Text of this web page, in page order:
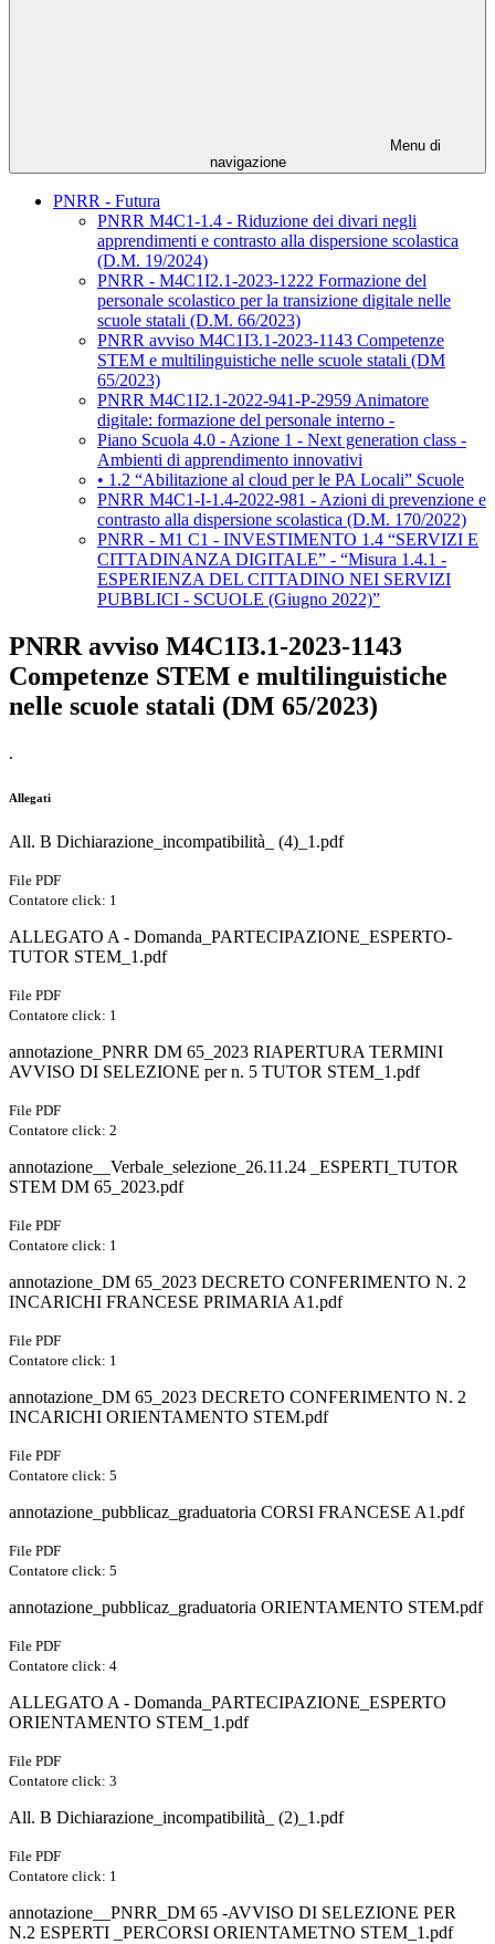
Menu di
navigazione
PNRR - Futura
PNRR M4C1-1.4 - Riduzione dei divari negli
apprendimenti e contrasto alla dispersione scolastica
(D.M. 19/2024)
PNRR - M4C1I2.1-2023-1222 Formazione del
personale scolastico per la transizione digitale nelle
scuole statali (D.M. 66/2023)
PNRR avviso M4C1I3.1-2023-1143 Competenze
STEM e multilinguistiche nelle scuole statali (DM
65/2023)
PNRR M4C1I2.1-2022-941-P-2959 Animatore
digitale: formazione del personale interno -
Piano Scuola 4.0 - Azione 1 - Next generation class -
Ambienti di apprendimento innovativi
• 1.2 “Abilitazione al cloud per le PA Locali” Scuole
PNRR M4C1-I-1.4-2022-981 - Azioni di prevenzione e
contrasto alla dispersione scolastica (D.M. 170/2022)
PNRR - M1 C1 - INVESTIMENTO 1.4 “SERVIZI E
CITTADINANZA DIGITALE” - “Misura 1.4.1 -
ESPERIENZA DEL CITTADINO NEI SERVIZI
PUBBLICI - SCUOLE (Giugno 2022)”
PNRR avviso M4C1I3.1-2023-1143
Competenze STEM e multilinguistiche
nelle scuole statali (DM 65/2023)
.
Allegati
All. B Dichiarazione_incompatibilità_ (4)_1.pdf
File PDF
Contatore click: 1
ALLEGATO A - Domanda_PARTECIPAZIONE_ESPERTO-
TUTOR STEM_1.pdf
File PDF
Contatore click: 1
annotazione_PNRR DM 65_2023 RIAPERTURA TERMINI
AVVISO DI SELEZIONE per n. 5 TUTOR STEM_1.pdf
File PDF
Contatore click: 2
annotazione__Verbale_selezione_26.11.24 _ESPERTI_TUTOR
STEM DM 65_2023.pdf
File PDF
Contatore click: 1
annotazione_DM 65_2023 DECRETO CONFERIMENTO N. 2
INCARICHI FRANCESE PRIMARIA A1.pdf
File PDF
Contatore click: 1
annotazione_DM 65_2023 DECRETO CONFERIMENTO N. 2
INCARICHI ORIENTAMENTO STEM.pdf
File PDF
Contatore click: 5
annotazione_pubblicaz_graduatoria CORSI FRANCESE A1.pdf
File PDF
Contatore click: 5
annotazione_pubblicaz_graduatoria ORIENTAMENTO STEM.pdf
File PDF
Contatore click: 4
ALLEGATO A - Domanda_PARTECIPAZIONE_ESPERTO
ORIENTAMENTO STEM_1.pdf
File PDF
Contatore click: 3
All. B Dichiarazione_incompatibilità_ (2)_1.pdf
File PDF
Contatore click: 1
annotazione__PNRR_DM 65 -AVVISO DI SELEZIONE PER
N.2 ESPERTI _PERCORSI ORIENTAMETNO STEM_1.pdf